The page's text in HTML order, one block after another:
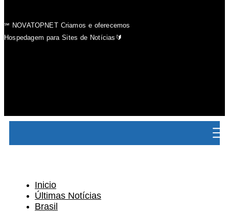
℠ NOVATOPNET Criamos e oferecemos
Hospedagem para Sites de Notícias🔰
Inicio
Últimas Notícias
Brasil